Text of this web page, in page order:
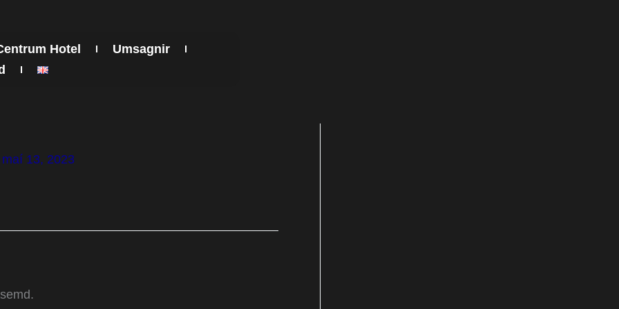
Hotel
Umsagnir
maí 13, 2023